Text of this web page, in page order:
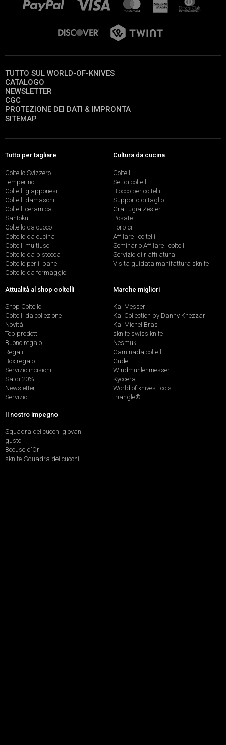
TUTTO SUL WORLD-OF-KNIVES
CATALOGO
NEWSLETTER
CGC
PROTEZIONE DEI DATI & IMPRONTA
SITEMAP
Tutto per tagliare
Coltello Svizzero
Temperino
Coltelli giapponesi
Coltelli damaschi
Coltelli ceramica
Santoku
Coltello da cuoco
Coltello da cucina
Coltelli multiuso
Coltello da bistecca
Coltello per il pane
Coltello da formaggio
Cultura da cucina
Coltelli
Set di coltelli
Blocco per coltelli
Supporto di taglio
Grattugia Zester
Posate
Forbici
Affilare i coltelli
Seminario Affilare i coltelli
Servizio di riaffilatura
Visita guidata manifattura sknife
Attualità al shop coltelli
Shop Coltello
Coltelli da collezione
Novità
Top prodotti
Buono regalo
Regali
Box regalo
Servizio incisioni
Saldi 20%
Newsletter
Servizio
Marche migliori
Kai Messer
Kai Collection by Danny Khezzar
Kai Michel Bras
sknife swiss knife
Nesmuk
Caminada coltelli
Güde
Windmühlenmesser
Kyocera
World of knives Tools
triangle®
Il nostro impegno
Squadra dei cuochi giovani
gusto
Bocuse d'Or
sknife-Squadra dei cuochi